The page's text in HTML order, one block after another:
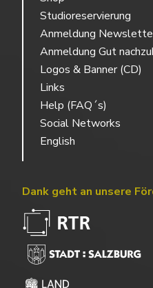
Studioreservierung
Anmeldung
Anmeldung Gut
Logos & Banner (CD)
Links
Help (FAQ´s)
Social Networks
English
Dank geht an unsere